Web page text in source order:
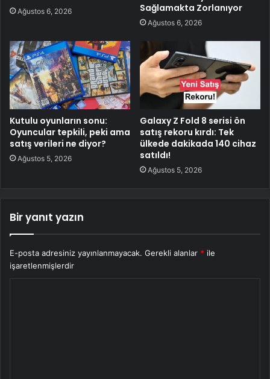
Ağustos 6, 2026
Sağlamakta Zorlanıyor
Ağustos 6, 2026
Kutulu oyunların sonu:
Oyuncular tepkili, peki ama
satış verileri ne diyor?
Ağustos 5, 2026
Galaxy Z Fold 8 serisi ön
satış rekoru kırdı: Tek
ülkede dakikada 140 cihaz
satıldı!
Ağustos 5, 2026
Bir yanıt yazın
E-posta adresiniz yayınlanmayacak. Gerekli alanlar * ile
işaretlenmişlerdir